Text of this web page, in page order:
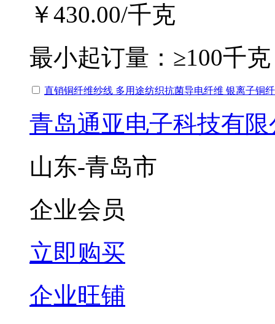
￥430.00/千克
最小起订量： ≥100千克
直销铜纤维纱线 多用途纺织抗菌导电纤维 银离子铜
青岛通亚电子科技有限
山东-青岛市
企业会员
立即购买
企业旺铺